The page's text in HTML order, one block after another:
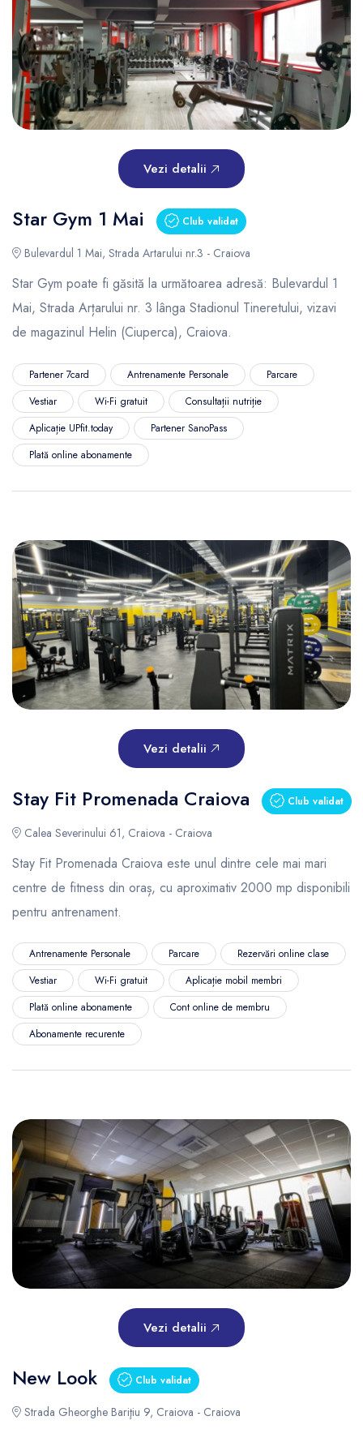
Vezi detalii
Star Gym 1 Mai Club validat
Bulevardul 1 Mai, Strada Artarului nr.3 - Craiova
Star Gym poate fi găsită la următoarea adresă: Bulevardul 1
Mai, Strada Arțarului nr. 3 lânga Stadionul Tineretului, vizavi
de magazinul Helin (Ciuperca), Craiova.
Partener 7card Antrenamente Personale
Parcare
Vestiar
Wi-Fi gratuit
Consultații nutriție
Aplicație UPfit.today
Partener SanoPass
Plată online abonamente
Vezi detalii
Stay Fit Promenada Craiova Club validat
Calea Severinului 61, Craiova - Craiova
Stay Fit Promenada Craiova este unul dintre cele mai mari
centre de fitness din oraș, cu aproximativ 2000 mp disponibili
pentru antrenament.
Antrenamente Personale Parcare
Rezervări online clase
Vestiar
Wi-Fi gratuit
Aplicație mobil membri
Plată online abonamente
Cont online de membru
Abonamente recurente
Vezi detalii
New Look Club validat
Strada Gheorghe Bariţiu 9, Craiova - Craiova